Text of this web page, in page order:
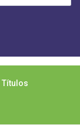
Títulos